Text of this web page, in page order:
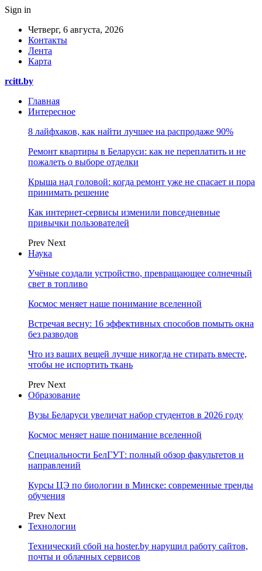
Sign in
Четверг, 6 августа, 2026
Контакты
Лента
Карта
rcitt.by
Главная
Интересное
8 лайфхаков, как найти лучшее на распродаже 90%
Ремонт квартиры в Беларуси: как не переплатить и не
пожалеть о выборе отделки
Крыша над головой: когда ремонт уже не спасает и пора
принимать решение
Как интернет-сервисы изменили повседневные
привычки пользователей
Prev Next
Наука
Учёные создали устройство, превращающее солнечный
свет в топливо
Космос меняет наше понимание вселенной
Встречая весну: 16 эффективных способов помыть окна
без разводов
Что из ваших вещей лучше никогда не стирать вместе,
чтобы не испортить ткань
Prev Next
Образование
Вузы Беларуси увеличат набор студентов в 2026 году
Космос меняет наше понимание вселенной
Специальности БелГУТ: полный обзор факультетов и
направлений
Курсы ЦЭ по биологии в Минске: современные тренды
обучения
Prev Next
Технологии
Технический сбой на hoster.by нарушил работу сайтов,
почты и облачных сервисов